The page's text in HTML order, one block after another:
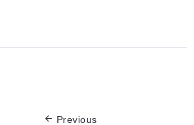
Previous